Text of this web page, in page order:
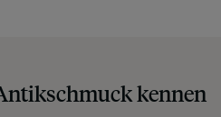
Ihnen kommt, keine
kennen